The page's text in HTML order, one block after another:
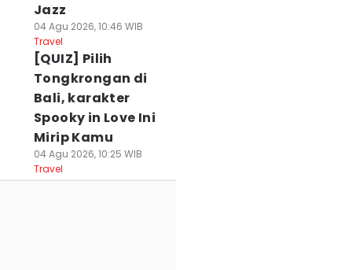
Jazz
04 Agu 2026, 10:46 WIB
Travel
[QUIZ] Pilih
Tongkrongan di
Bali, karakter
Spooky in Love Ini
Mirip Kamu
04 Agu 2026, 10:25 WIB
Travel